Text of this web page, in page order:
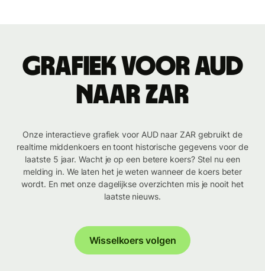
Grafiek voor AUD
naar ZAR
Onze interactieve grafiek voor AUD naar ZAR gebruikt de
realtime middenkoers en toont historische gegevens voor de
laatste 5 jaar. Wacht je op een betere koers? Stel nu een
melding in. We laten het je weten wanneer de koers beter
wordt. En met onze dagelijkse overzichten mis je nooit het
laatste nieuws.
Wisselkoers volgen